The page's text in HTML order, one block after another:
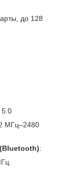
до 128
5.0
МГц–2480
: